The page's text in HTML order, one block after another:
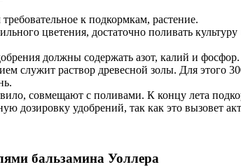
к подкормкам, растение.
цветения, достаточно поливать
должны содержать азот, калий и фосфор.
служит раствор древесной золы. Для этого
совмещают с поливами. К концу лета
дозировку удобрений, так как это вызовет
бальзамина Уоллера